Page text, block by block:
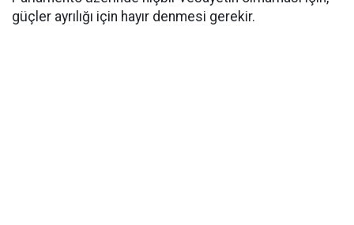
güçler ayrılığı için hayır denmesi gerekir.